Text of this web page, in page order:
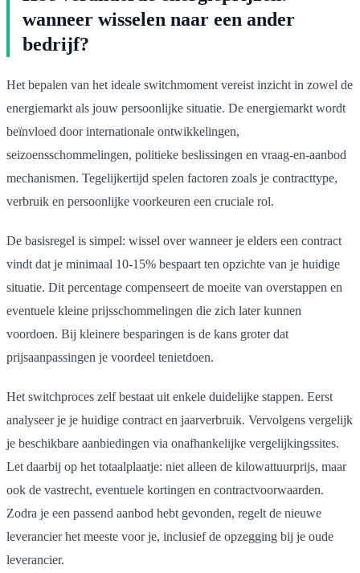
wanneer wisselen naar een ander
bedrijf?
Het bepalen van het ideale switchmoment vereist inzicht in zowel de
energiemarkt als jouw persoonlijke situatie. De energiemarkt wordt
beïnvloed door internationale ontwikkelingen,
seizoensschommelingen, politieke beslissingen en vraag-en-aanbod
mechanismen. Tegelijkertijd spelen factoren zoals je contracttype,
verbruik en persoonlijke voorkeuren een cruciale rol.
De basisregel is simpel: wissel over wanneer je elders een contract
vindt dat je minimaal 10-15% bespaart ten opzichte van je huidige
situatie. Dit percentage compenseert de moeite van overstappen en
eventuele kleine prijsschommelingen die zich later kunnen
voordoen. Bij kleinere besparingen is de kans groter dat
prijsaanpassingen je voordeel tenietdoen.
Het switchproces zelf bestaat uit enkele duidelijke stappen. Eerst
analyseer je je huidige contract en jaarverbruik. Vervolgens vergelijk
je beschikbare aanbiedingen via onafhankelijke vergelijkingssites.
Let daarbij op het totaalplaatje: niet alleen de kilowattuurprijs, maar
ook de vastrecht, eventuele kortingen en contractvoorwaarden.
Zodra je een passend aanbod hebt gevonden, regelt de nieuwe
leverancier het meeste voor je, inclusief de opzegging bij je oude
leverancier.